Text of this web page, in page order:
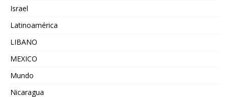
Israel
Latinoamérica
LIBANO
MEXICO
Mundo
Nicaragua